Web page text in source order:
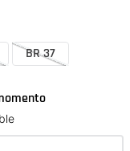
BR 37